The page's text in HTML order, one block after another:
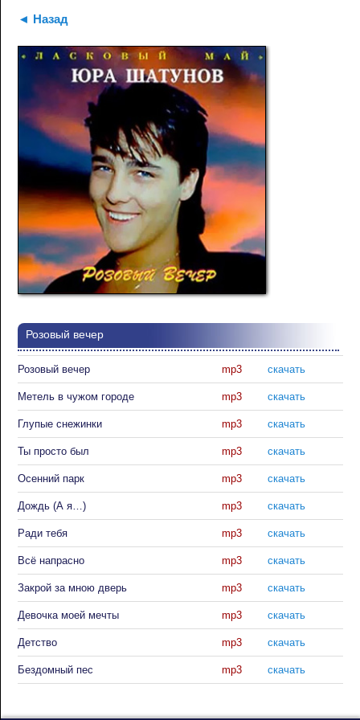
◄ Назад
Розовый вечер
Розовый вечер mp3 скачать
Метель в чужом городе mp3 скачать
Глупые снежинки mp3 скачать
Ты просто был mp3 скачать
Осенний парк mp3 скачать
Дождь (А я…) mp3 скачать
Ради тебя mp3 скачать
Всё напрасно mp3 скачать
Закрой за мною дверь mp3 скачать
Девочка моей мечты mp3 скачать
Детство mp3 скачать
Бездомный пес mp3 скачать